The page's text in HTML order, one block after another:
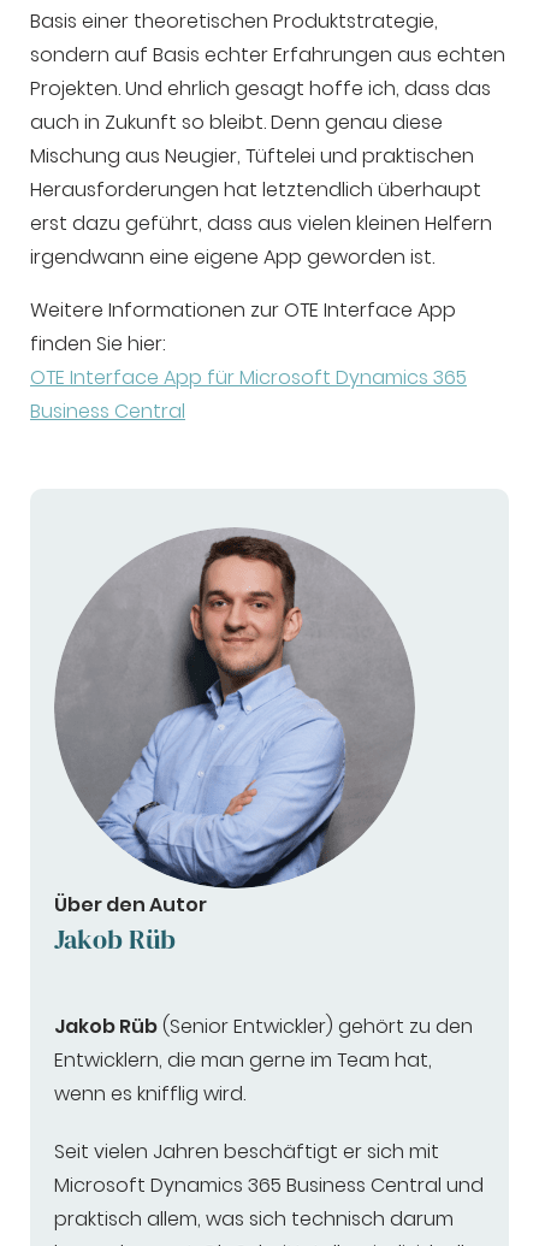
Basis einer theoretischen Produktstrategie,
sondern auf Basis echter Erfahrungen aus echten
Projekten. Und ehrlich gesagt hoffe ich, dass das
auch in Zukunft so bleibt. Denn genau diese
Mischung aus Neugier, Tüftelei und praktischen
Herausforderungen hat letztendlich überhaupt
erst dazu geführt, dass aus vielen kleinen Helfern
irgendwann eine eigene App geworden ist.
Weitere Informationen zur OTE Interface App
finden Sie hier:
OTE Interface App für Microsoft Dynamics 365
Business Central
Über den Autor
Jakob Rüb
Jakob Rüb(Senior Entwickler) gehört zu den
Entwicklern, die man gerne im Team hat,
wenn es knifflig wird.
Seit vielen Jahren beschäftigt er sich mit
Microsoft Dynamics 365 Business Central und
praktisch allem, was sich technisch darum